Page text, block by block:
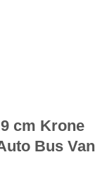
cm Krone
Bus Van